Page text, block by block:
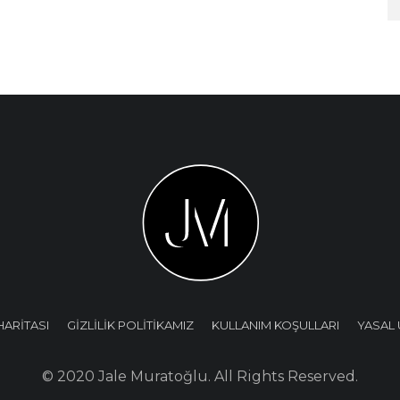
GİZLİLİK POLİTİKAMIZ KULLANIM KOŞULLARI YASAL
© 2020 Jale Muratoğlu. All Rights Reserved.